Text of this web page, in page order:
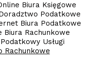
Biura Księgowe
Podatkowe
Biura Podatkowe
Biura Rachunkowe
Usługi
Rachunkowe